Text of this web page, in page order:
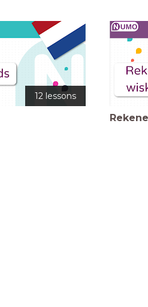
12 lessons